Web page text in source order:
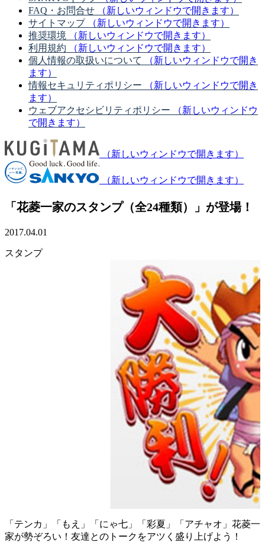
FAQ・お問合せ
（新しいウィンドウで開きます）
サイトマップ
（新しいウィンドウで開きます）
推奨環境
（新しいウィンドウで開きます）
利用規約
（新しいウィンドウで開きます）
個人情報の取扱いについて
（新しいウィンドウで開き
ます）
情報セキュリティポリシー
（新しいウィンドウで開き
ます）
ウェブアクセシビリティポリシー
（新しいウィンドウ
で開きます）
（新しいウィンドウで開きます）
（新しいウィンドウで開きます）
「花菱一家のスタンプ（全24種類）」が登場！
2017.04.01
スタンプ
「テンカ」「もえ」「にゃ七」「彩夏」「アチャオ」花菱一
家が勢ぞろい！友達とのトークをアツく盛り上げよう！